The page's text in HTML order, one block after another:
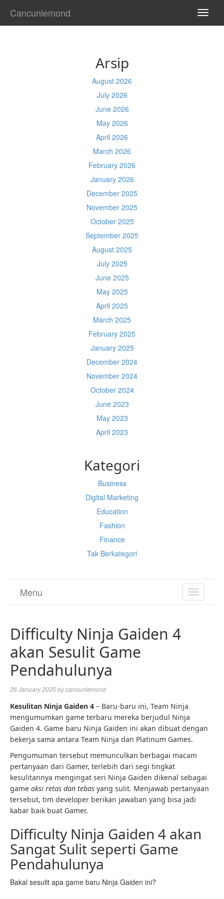
Cancunlemond
Arsip
August 2026
July 2026
June 2026
May 2026
April 2026
March 2026
February 2026
January 2026
December 2025
November 2025
October 2025
September 2025
August 2025
July 2025
June 2025
May 2025
April 2025
March 2025
February 2025
January 2025
December 2024
November 2024
October 2024
June 2023
May 2023
April 2023
Kategori
Business
Digital Marketing
Education
Fashion
Finance
Tak Berkategori
TOGGLE
Menu
Difficulty Ninja Gaiden 4
akan Sesulit Game
Pendahulunya
26 January 2025bycancunlemond
Kesulitan Ninja Gaiden 4 – Baru-baru ini, Team Ninja
mengumumkan game terbaru mereka berjudul Ninja
Gaiden 4. Game baru Ninja Gaiden ini akan dibuat dengan
bekerja sama antara Team Ninja dan Platinum Games.
Pengumuman tersebut memunculkan berbagai macam
pertanyaan dari Gamer, terlebih dari segi tingkat
kesulitannya mengingat seri Ninja Gaiden dikenal sebagai
game aksi retas dan tebas yang sulit. Menjawab pertanyaan
tersebut, tim developer berikan jawaban yang bisa jadi
kabar baik buat Gamer.
Difficulty Ninja Gaiden 4 akan
Sangat Sulit seperti Game
Pendahulunya
Bakal sesulit apa game baru Ninja Gaiden ini?